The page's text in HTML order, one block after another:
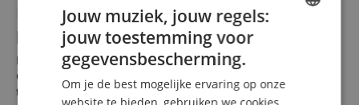
Een moderne piano-serie die bij uw huis
past
Maak een statement - of houdt u het liever wat subtieler?
Geïnspireerd door de elegante en vloeiende vormen van
traditionele pianobehuizingen, geeft de HP-serie met zijn
Jouw muziek, jouw regels:
jouw toestemming voor
gegevensbescherming.
Om je de best mogelijke ervaring op onze